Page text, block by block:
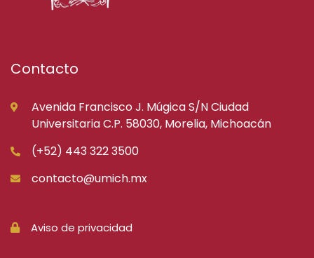
Contacto
Avenida Francisco J. Múgica S/N Ciudad
Universitaria C.P. 58030, Morelia, Michoacán
(+52) 443 322 3500
contacto@umich.mx
Aviso de privacidad